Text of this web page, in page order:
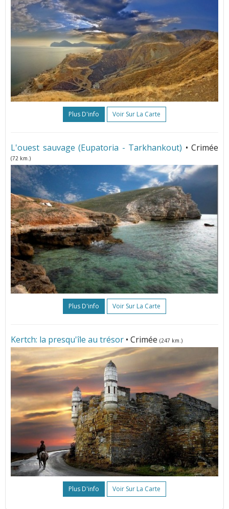
Plus D'info Voir Sur La Carte
L'ouest sauvage (Eupatoria - Tarkhankout) • Crimée
(72 km.)
Plus D'info Voir Sur La Carte
Kertch: la presqu'île au trésor • Crimée (247 km.)
Plus D'info Voir Sur La Carte